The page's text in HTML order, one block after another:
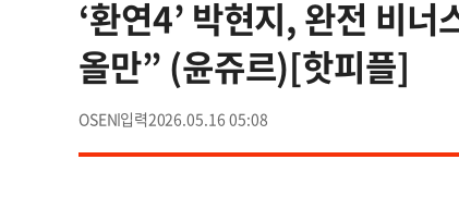
‘환연4’ 박현지, 완전 비
올만” (윤쥬르)[핫피플]
OSEN 2026.05.16 05:08